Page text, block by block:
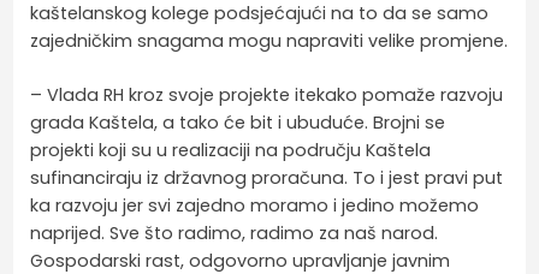
kaštelanskog kolege podsjećajući na to da se samo
zajedničkim snagama mogu napraviti velike promjene.
– Vlada RH kroz svoje projekte itekako pomaže razvoju
grada Kaštela, a tako će bit i ubuduće. Brojni se
projekti koji su u realizaciji na području Kaštela
sufinanciraju iz državnog proračuna. To i jest pravi put
ka razvoju jer svi zajedno moramo i jedino možemo
naprijed. Sve što radimo, radimo za naš narod.
Gospodarski rast, odgovorno upravljanje javnim